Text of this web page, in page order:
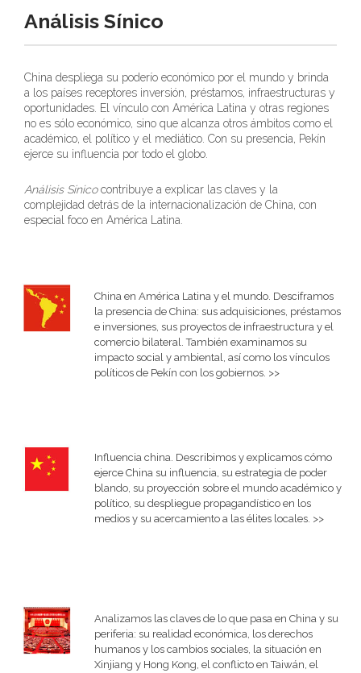
Análisis Sínico
China despliega su poderío económico por el mundo y brinda
a los países receptores inversión, préstamos, infraestructuras y
oportunidades. El vínculo con América Latina y otras regiones
no es sólo económico, sino que alcanza otros ámbitos como el
académico, el político y el mediático. Con su presencia, Pekín
ejerce su influencia por todo el globo.
Análisis Sínicocontribuye a explicar las claves y la
complejidad detrás de la internacionalización de China, con
especial foco en América Latina.
China en América Latina y el mundo. Desciframos
la presencia de China: sus adquisiciones, préstamos
e inversiones, sus proyectos de infraestructura y el
comercio bilateral. También examinamos su
impacto social y ambiental, así como los vínculos
políticos de Pekín con los gobiernos. >>
Influencia china. Describimos y explicamos cómo
ejerce China su influencia, su estrategia de poder
blando, su proyección sobre el mundo académico y
político, su despliegue propagandístico en los
medios y su acercamiento a las élites locales. >>
Analizamos las claves de lo que pasa en China y su
periferia: su realidad económica, los derechos
humanos y los cambios sociales, la situación en
Xinjiang y Hong Kong, el conflicto en Taiwán, el